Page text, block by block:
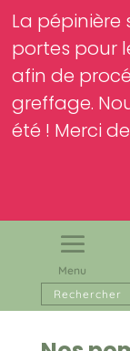
La pépinière
portes pour
afin de
greffage.
été ! Merci
Menu